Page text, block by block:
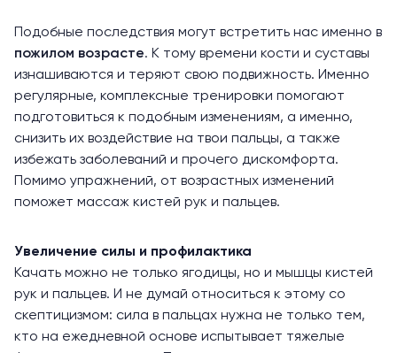
Подобные последствия могут встретить нас именно в
пожилом возрасте. К тому времени кости и суставы
изнашиваются и теряют свою подвижность. Именно
регулярные, комплексные тренировки помогают
подготовиться к подобным изменениям, а именно,
снизить их воздействие на твои пальцы, а также
избежать заболеваний и прочего дискомфорта.
Помимо упражнений, от возрастных изменений
поможет массаж кистей рук и пальцев.
Увеличение силы и профилактика
Качать можно не только ягодицы, но и мышцы кистей
рук и пальцев. И не думай относиться к этому со
скептицизмом: сила в пальцах нужна не только тем,
кто на ежедневной основе испытывает тяжелые